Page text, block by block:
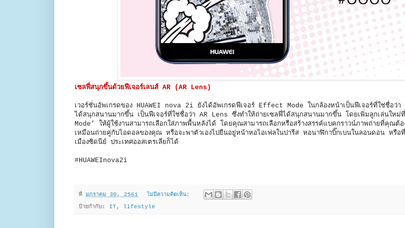
เซลฟี่สนุกขึ้นด้วยฟีเจอร์เลนส์ AR (AR Lens)
เวอร์ชั่นอัพเกรดของ HUAWEI nova 2i ยังได้อัพเกรดฟีเจอร์ Effect Mode ในกล้องหน้าเป็นฟีเจอร์ที่ใช่ชื่อว่า
ได้สนุกสนานมากขึ้น เป็นฟีเจอร์ที่ใช่ชื่อว่า AR Lens ซึ่งทำให้ถ่ายเซลฟี่ได้สนุกสนานมากขึ้น โดยเพิ่มลูกเล่นใหม่
Mode’ ให้ผู้ใช้งานสามารถเลือกใส่ภาพพื้นหลังได้ โดยคุณสามารถเลือกหรือสร้างสรรค์แบคกราวน์ภาพถ่ายที่คุณต้
เหมือนถ่ายคู่กับไอดอลของคุณ หรือจะพาตัวเองไปยืนอยู่หน้าหอไอเฟลในปารีส หอนาฬิกาบิ๊กเบนในลอนดอน หรือ
เมืองซิดนีย์ ประเทศออสเตรเลียก็ได้
#HUAWEInova2i
ที่ มกราคม 30, 2561
ไม่มีความคิดเห็น:
ป้ายกำกับ: IT, lifestyle